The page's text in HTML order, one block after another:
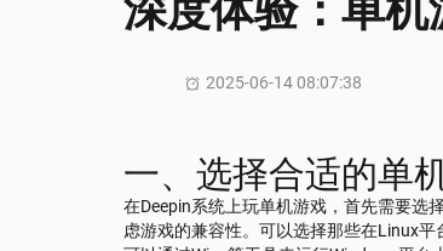
深度体验：单
2025-06-14 08:07:38
一、选择合适的单
在Deepin系统上玩单机游戏，首先需要选
虑游戏的兼容性。可以选择那些在Linux